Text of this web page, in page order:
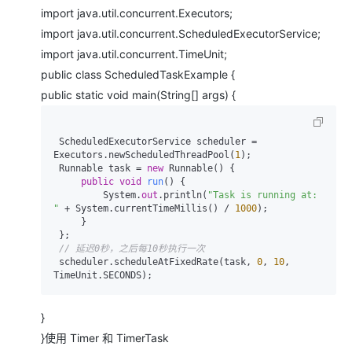
import java.util.concurrent.Executors;
import java.util.concurrent.ScheduledExecutorService;
import java.util.concurrent.TimeUnit;
public class ScheduledTaskExample {
public static void main(String[] args) {
Executors.newScheduledThreadPool( 1 );
Runnable task = new Runnable() {
public void run()
{
         System.
out .println( "Task is running at:
" + System.currentTimeMillis() / 1000);
// 延迟0秒，之后每10秒执行一次
scheduler.scheduleAtFixedRate(task, 0 , 10 ,
}
}使用 ​​Timer​​​ 和 ​​TimerTask​​